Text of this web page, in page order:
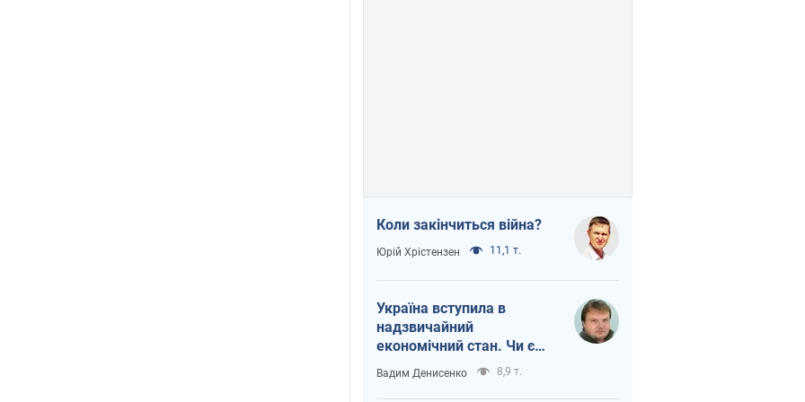
Коли закінчиться війна?
Юрій Хрістензен 11,1 т.
Україна вступила в
надзвичайний
економічний стан. Чи є
світло вкінці тунелю?
Вадим Денисенко 8,9 т.